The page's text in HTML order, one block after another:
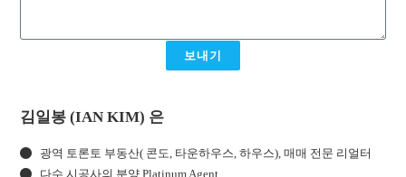
보내기
김일봉 (IAN KIM) 은
광역 토론토 부동산( 콘도, 타운하우스, 하우스), 매매 전문 리얼터
다수 시공사의 분양 Platinum Agent